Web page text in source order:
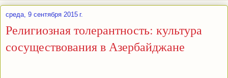
среда, 9 сентября 2015 г.
Религиозная толерантность: культура
сосуществования в Азербайджане